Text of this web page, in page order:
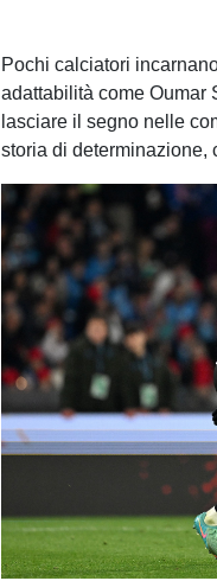
Pochi calciatori
adattabilità come Oumar
lasciare il segno nelle
storia di determinazione,